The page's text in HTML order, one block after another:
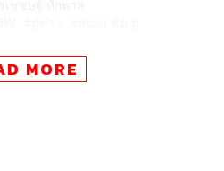
MORE